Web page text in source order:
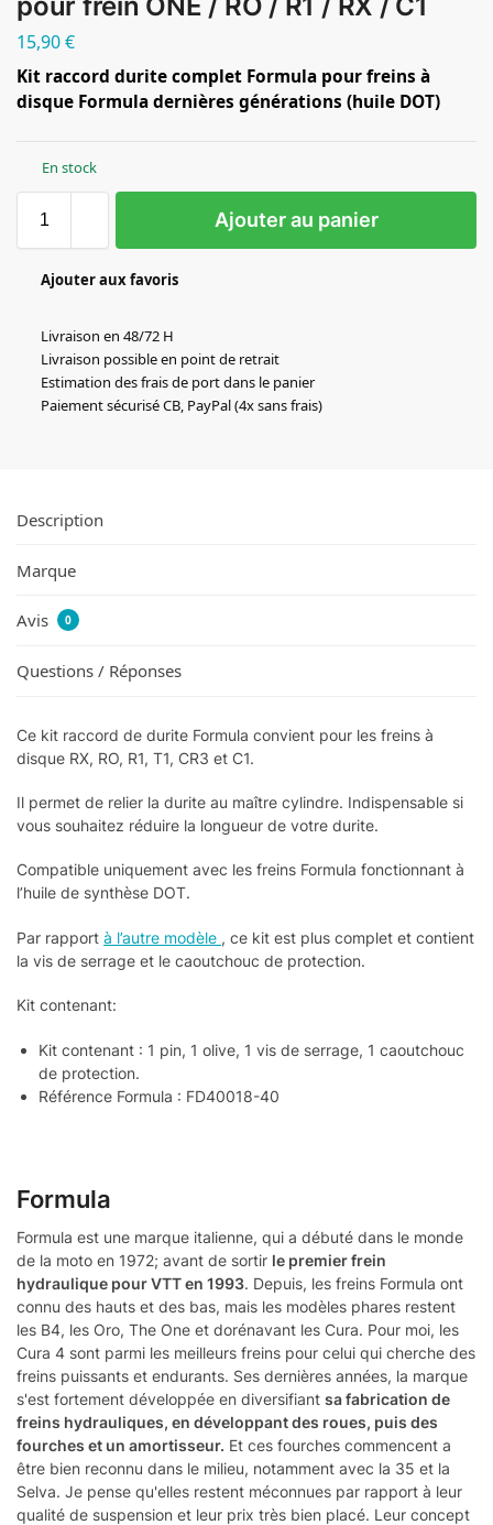
15,90€
Kit raccord durite complet Formula pour freins à
disque Formula dernières générations (huile DOT)
En stock
Ajouter au panier
Ajouter aux favoris
Livraison en 48/72 H
Livraison possible en point de retrait
Estimation des frais de port dans le panier
Paiement sécurisé CB, PayPal (4x sans frais)
Description
Marque
Avis 0
Questions / Réponses
Ce kit raccord de durite Formula convient pour les freins à
disque RX, RO, R1, T1, CR3 et C1.
Il permet de relier la durite au maître cylindre. Indispensable si
vous souhaitez réduire la longueur de votre durite.
Compatible uniquement avec les freins Formula fonctionnant à
l’huile de synthèse DOT.
Par rapport à l’autre modèle , ce kit est plus complet et contient
la vis de serrage et le caoutchouc de protection.
Kit contenant:
Kit contenant : 1 pin, 1 olive, 1 vis de serrage, 1 caoutchouc
de protection.
Référence Formula : FD40018-40
Formula
Formula est une marque italienne, qui a débuté dans le monde
de la moto en 1972; avant de sortir le premier frein
hydraulique pour VTT en 1993. Depuis, les freins Formula ont
connu des hauts et des bas, mais les modèles phares restent
les B4, les Oro, The One et dorénavant les Cura. Pour moi, les
Cura 4 sont parmi les meilleurs freins pour celui qui cherche des
freins puissants et endurants. Ses dernières années, la marque
s'est fortement développée en diversifiant sa fabrication de
freins hydrauliques, en développant des roues, puis des
fourches et un amortisseur. Et ces fourches commencent a
être bien reconnu dans le milieu, notamment avec la 35 et la
Selva. Je pense qu'elles restent méconnues par rapport à leur
qualité de suspension et leur prix très bien placé. Leur concept